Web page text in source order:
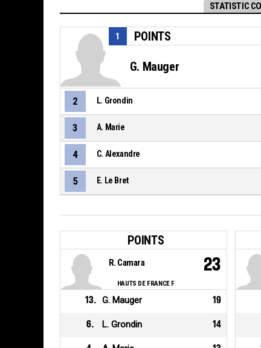
STATISTIC
POINTS
1
G. Mauger
2 L. Grondin
3 A. Marie
4 C. Alexandre
5 E. Le Bret
POINTS
HAUTS DE FRANCE F
R. Camara 23
13. G. Mauger 19
6. L. Grondin 14